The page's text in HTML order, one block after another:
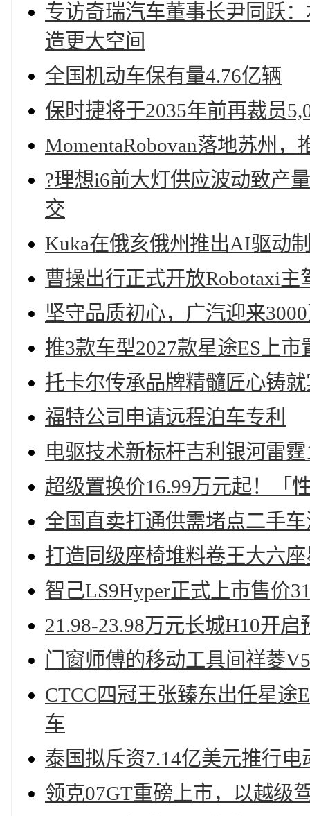
专访奇瑞汽车董事长尹同跃
造更大空间
全国机动车保有量4.76亿辆
保时捷将于2035年前再裁员
MomentaRobovan落地苏州
?理想i6前大灯供应波动致产
交
Kuka在俄亥俄州推出AI驱动
曹操出行正式开放Robotaxi主
坚守品质初心，广汽迎来
推3款车型2027款星途ES上市
托卡尔传承品牌精髓匠心铸
福特公司申请远程泊车专利
电驱技术新标杆吉利银河雷
超级置换价16.99万元起！「
全国直卖打通供需堵点二手
打造同级座椅堆料卷王大六
智己LS9Hyper正式上市售价
21.98-23.98万元长城H10开启
门窗师傅的移动工具间祥菱
CTCC四冠王张臻东出任星途
车
泰国拟斥资7.14亿美元推行
领克07GT重磅上市，以越级